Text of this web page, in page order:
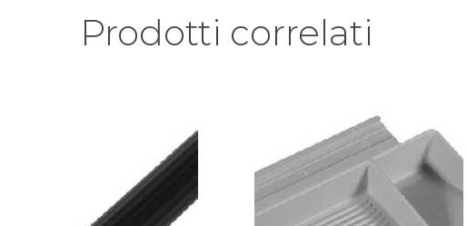
Prodotti correlati